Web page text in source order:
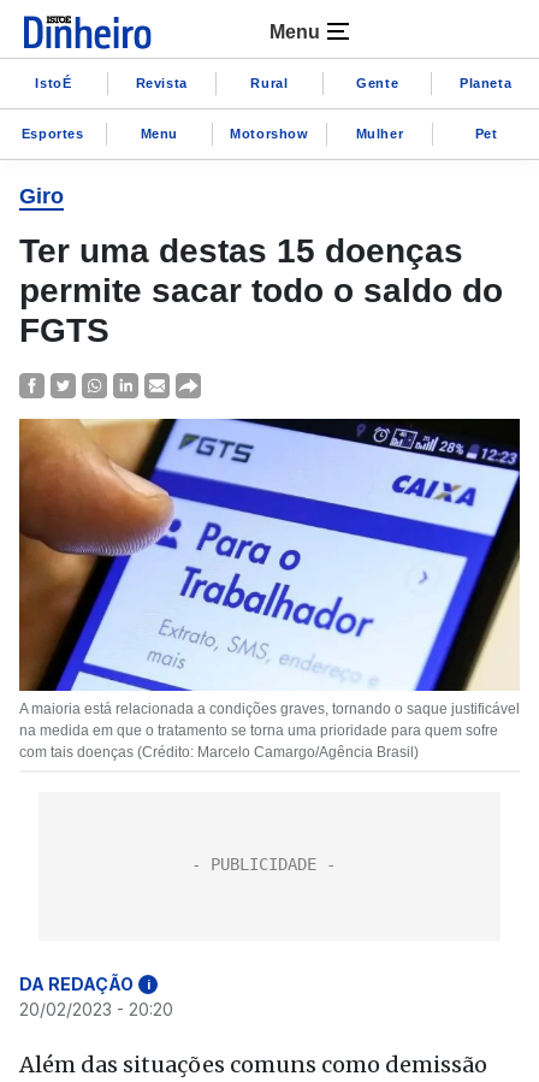
Menu
IstoÉ Revista Rural Gente Planeta
Esportes Menu Motorshow Mulher Pet
Giro
Ter uma destas 15 doenças
permite sacar todo o saldo do
FGTS
A maioria está relacionada a condições graves, tornando o saque justificável
na medida em que o tratamento se torna uma prioridade para quem sofre
com tais doenças (Crédito: Marcelo Camargo/Agência Brasil)
DA REDAÇÃO i
20/02/2023 - 20:20
Além das situações comuns como demissão